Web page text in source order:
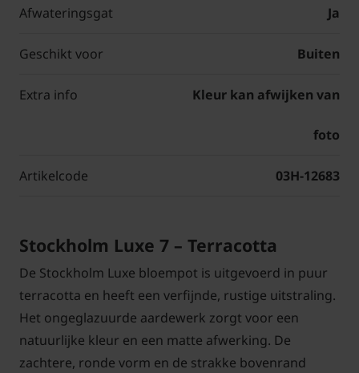
Afwateringsgat Ja
Geschikt voor Buiten
Extra info Kleur kan afwijken van
foto
Artikelcode 03H-12683
Stockholm Luxe 7 – Terracotta
De Stockholm Luxe bloempot is uitgevoerd in puur
terracotta en heeft een verfijnde, rustige uitstraling.
Het ongeglazuurde aardewerk zorgt voor een
natuurlijke kleur en een matte afwerking. De
zachtere, ronde vorm en de strakke bovenrand